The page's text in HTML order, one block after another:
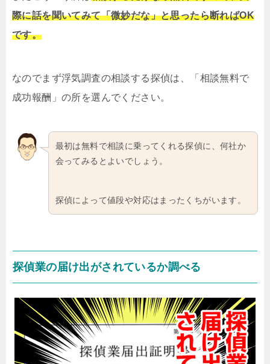
際に話を聞いてみて「微妙だな」と思ったら断ればOK
です。
なのでまず浮気調査の相談する探偵は、「相談無料で
成功報酬」の所を選んでください。
最初は無料で相談に乗ってくれる探偵に、何社か
会ってみるとよいでしょう。
探偵によって値段や対応はまったくちがいます。
探偵業の届け出がされているか調べる